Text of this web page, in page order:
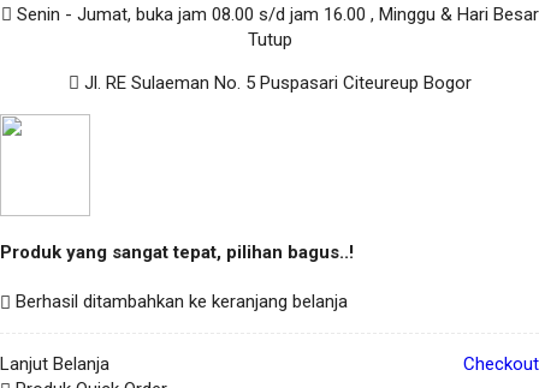
Senin - Jumat, buka jam 08.00 s/d jam 16.00 , Minggu & Hari Besar
Tutup
Jl. RE Sulaeman No. 5 Puspasari Citeureup Bogor
Produk yang sangat tepat, pilihan bagus..!
Berhasil ditambahkan ke keranjang belanja
Lanjut Belanja
Checkout